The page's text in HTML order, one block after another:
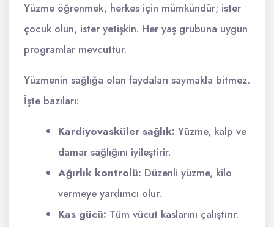
Yüzme öğrenmek, herkes için mümkündür; ister
çocuk olun, ister yetişkin. Her yaş grubuna uygun
programlar mevcuttur.
Yüzmenin sağlığa olan faydaları saymakla bitmez.
İşte bazıları:
Kardiyovasküler sağlık: Yüzme, kalp ve
damar sağlığını iyileştirir.
Ağırlık kontrolü: Düzenli yüzme, kilo
vermeye yardımcı olur.
Kas gücü: Tüm vücut kaslarını çalıştırır.